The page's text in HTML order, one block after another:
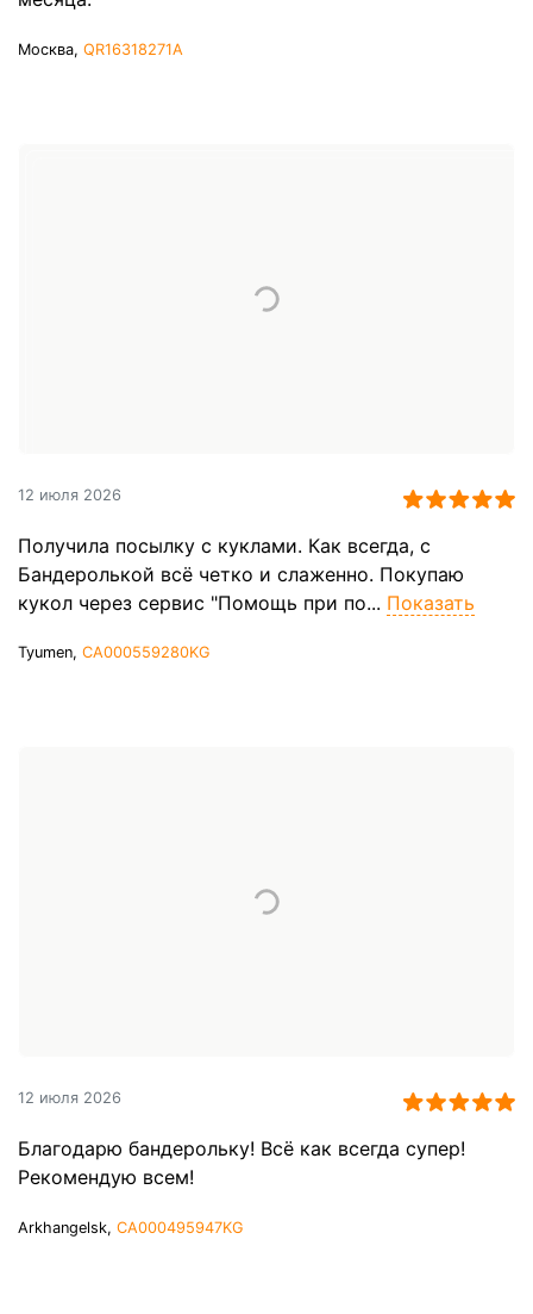
Москва, QR16318271A
12 июля 2026
Получила посылку с куклами. Как всегда, с
Бандеролькой всё четко и слаженно. Покупаю
кукол через сервис "Помощь при по... Показать
Tyumen, CA000559280KG
12 июля 2026
Благодарю бандерольку! Всё как всегда супер!
Рекомендую всем!
Arkhangelsk, CA000495947KG